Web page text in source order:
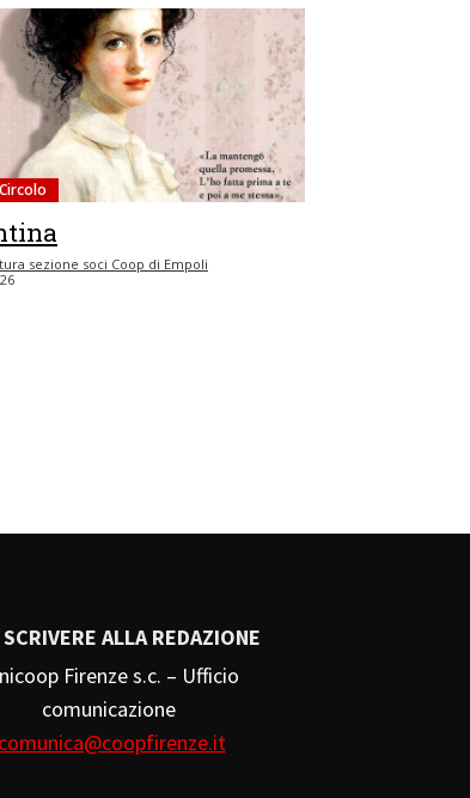
sezione soci Coop di Empoli
SCRIVERE ALLA REDAZIONE
Firenze s.c. – Ufficio
comunicazione
comunica@coopfirenze.it